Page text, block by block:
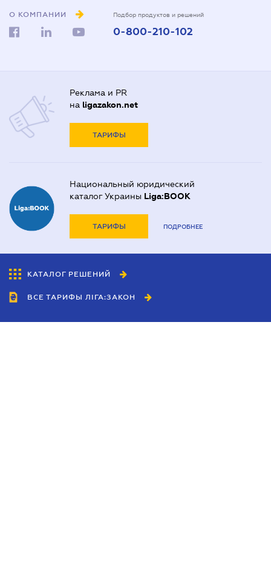
О КОМПАНИИ Подбор продуктов и решений
0-800-210-102
Реклама и PR
на ligazakon.net
ТАРИФЫ
Национальный юридический
каталог Украины Liga:BOOK
ТАРИФЫ ПОДРОБНЕЕ
КАТАЛОГ РЕШЕНИЙ
ВСЕ ТАРИФЫ ЛІГА:ЗАКОН